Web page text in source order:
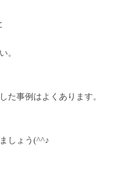
。
た事例はよくあります。
しょう(^^♪